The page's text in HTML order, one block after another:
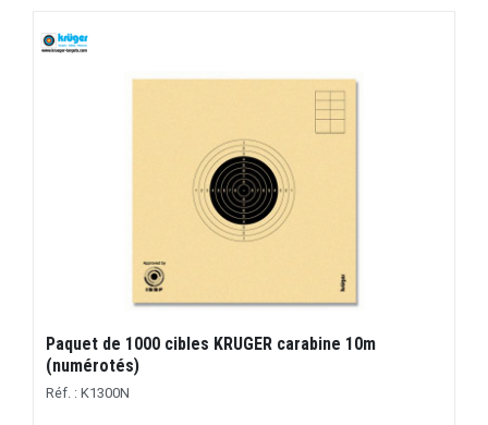
Paquet de 1000 cibles KRUGER carabine 10m
(numérotés)
Réf. : K1300N